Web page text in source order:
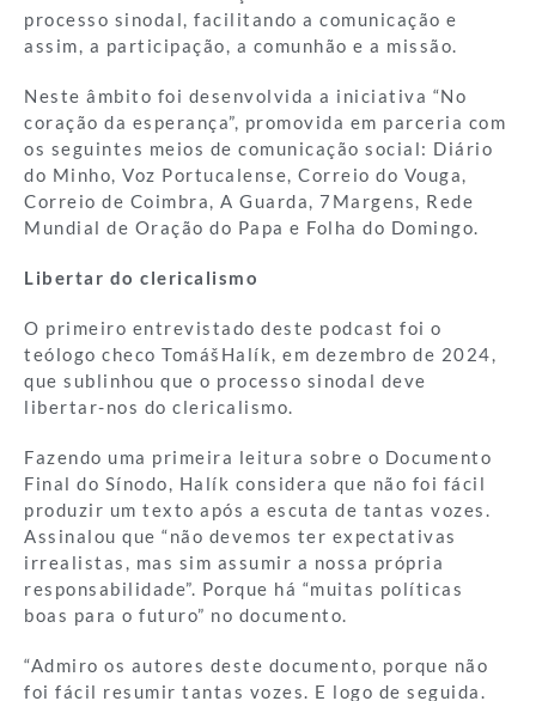
processo sinodal, facilitando a comunicação e
assim, a participação, a comunhão e a missão.
Neste âmbito foi desenvolvida a iniciativa “No
coração da esperança”, promovida em parceria com
os seguintes meios de comunicação social: Diário
do Minho, Voz Portucalense, Correio do Vouga,
Correio de Coimbra, A Guarda, 7Margens, Rede
Mundial de Oração do Papa e Folha do Domingo.
Libertar do clericalismo
O primeiro entrevistado deste podcast foi o
teólogo checo TomášHalík, em dezembro de 2024,
que sublinhou que o processo sinodal deve
libertar-nos do clericalismo.
Fazendo uma primeira leitura sobre o Documento
Final do Sínodo, Halík considera que não foi fácil
produzir um texto após a escuta de tantas vozes.
Assinalou que “não devemos ter expectativas
irrealistas, mas sim assumir a nossa própria
responsabilidade”. Porque há “muitas políticas
boas para o futuro” no documento.
“Admiro os autores deste documento, porque não
foi fácil resumir tantas vozes. E logo de seguida.